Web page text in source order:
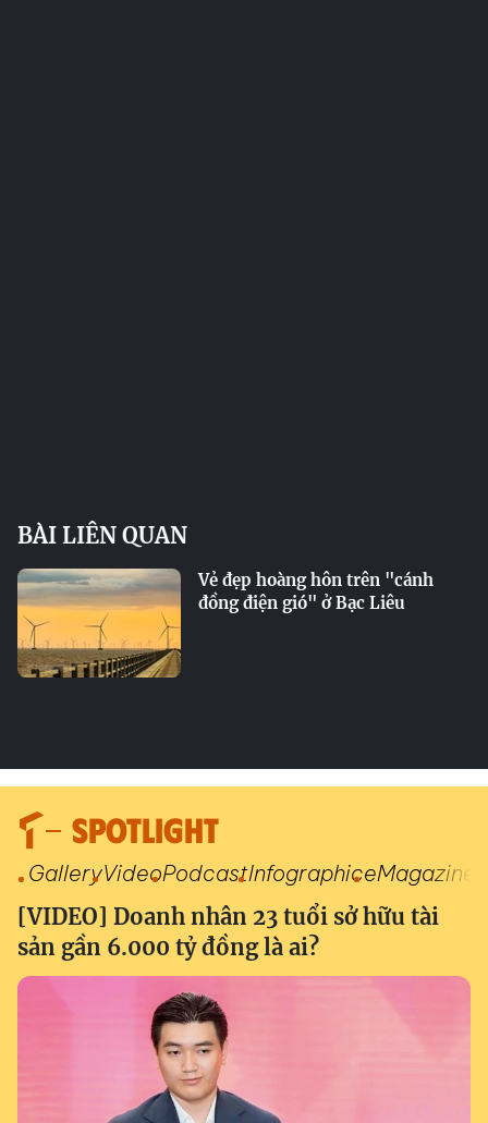
BÀI LIÊN QUAN
Vẻ đẹp hoàng hôn trên "cánh
đồng điện gió" ở Bạc Liêu
SPOTLIGHT
GalleryVideoPodcastInfographiceMagazine
[VIDEO] Doanh nhân 23 tuổi sở hữu tài
sản gần 6.000 tỷ đồng là ai?